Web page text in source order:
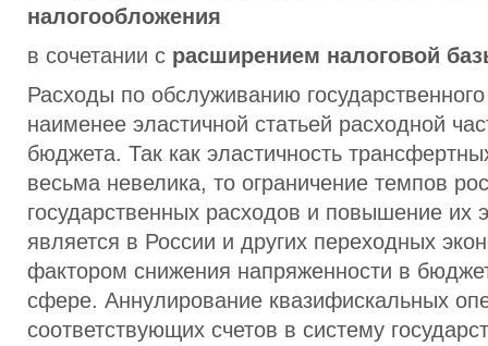
налогообложения
в сочетании с расширением налоговой
Расходы по обслуживанию
наименее эластичной статьей расходной
бюджета. Так как эластичность
весьма невелика, то ограничение темпов
государственных расходов и повышение их
является в России и других переходных
фактором снижения напряженности в
сфере. Аннулирование квазифискальных
соответствующих счетов в систему